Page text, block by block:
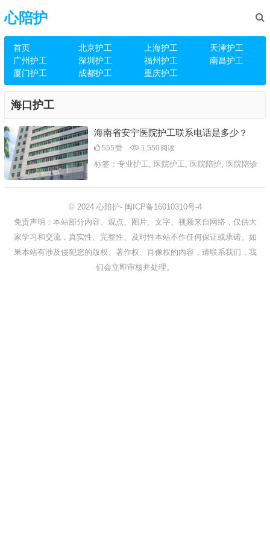
心陪护
首页 北京护工 上海护工
天津护工
广州护工
深圳护工 福州护工
南昌护工
厦门护工
成都护工 重庆护工
海口护工
海南省安宁医院护工联系电话是多少？
555赞 1,550 阅读
标签： 专业护工, 医院护工, 医院陪护, 医院陪诊
© 2024 心陪护- 闽ICP备16010310号-4
免责声明：本站部分内容、观点、图片、文字、视频来自网络，仅供大
家学习和交流，真实性、完整性、及时性本站不作任何保证或承诺。如
果本站有涉及侵犯您的版权、著作权、肖像权的内容，请联系我们，我
们会立即审核并处理。